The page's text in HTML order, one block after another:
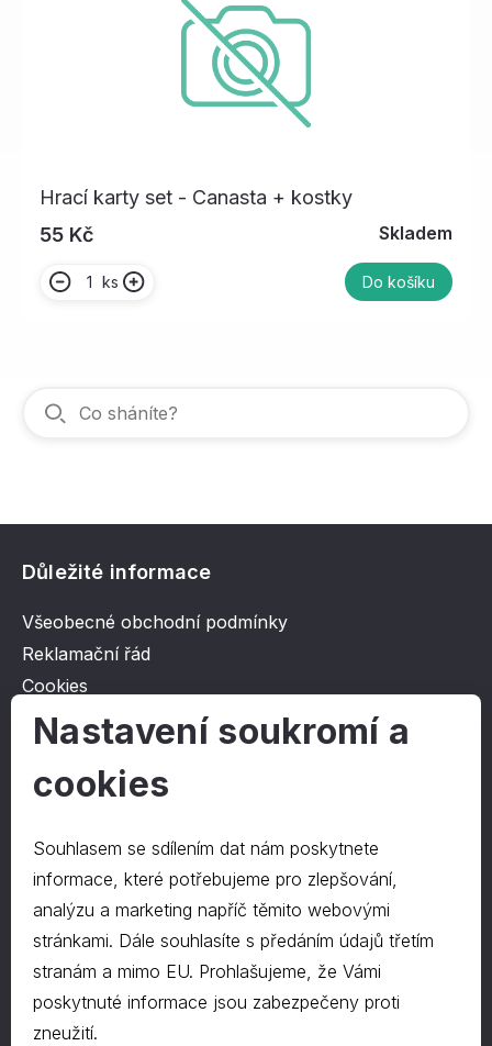
Hrací karty set - Canasta + kostky
55 Kč
Skladem
ks Do košíku
Důležité informace
Všeobecné obchodní podmínky
Reklamační řád
Cookies
Ochrana osobních údajů
O společnosti
Kontakt
O nás
Kontakty
577 222 666
©2024 PD-HRAPA s.r.o.
Nastavení soukromí a
cookies
Souhlasem se sdílením dat nám poskytnete
informace, které potřebujeme pro zlepšování,
analýzu a marketing napříč těmito webovými
stránkami. Dále souhlasíte s předáním údajů třetím
stranám a mimo EU. Prohlašujeme, že Vámi
poskytnuté informace jsou zabezpečeny proti
zneužití.